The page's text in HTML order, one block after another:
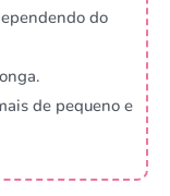
do
de pequeno e